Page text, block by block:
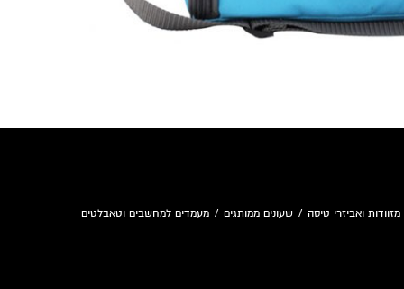
מזוודות ואביזרי טיסה / שעונים ממותגים / מעמדים למחשבים וטאבלטים